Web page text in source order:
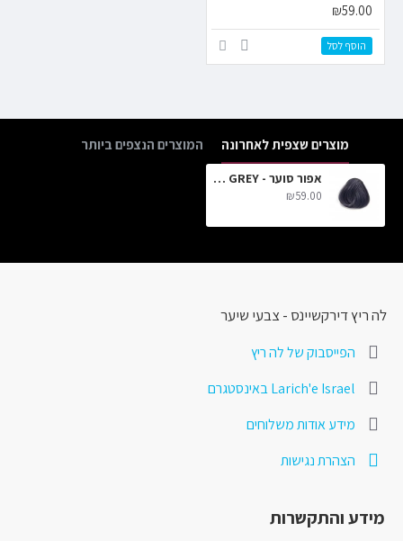
₪59.00
הוסף לסל
מוצרים שצפית לאחרונה המוצרים הנצפים ביותר
אפור סוער - STORMY GREY
₪59.00
לה ריץ דירקשיינס - צבעי שיער
הפייסבוק של לה ריץ
Larich'e Israel באינסטגרם
מידע אודות משלוחים
הצהרת נגישות
מידע והתקשרות